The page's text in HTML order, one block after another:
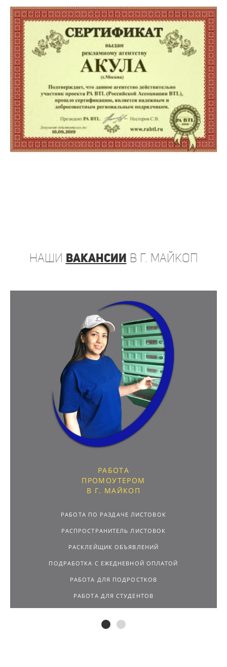
наши вакансии в г. Майкоп
РАБОТА
ПРОМОУТЕРОМ
В Г. МАЙКОП
РАБОТА ПО РАЗДАЧЕ ЛИСТОВОК
РАСПРОСТРАНИТЕЛЬ ЛИСТОВОК
РАСКЛЕЙЩИК ОБЪЯВЛЕНИЙ
ПОДРАБОТКА С ЕЖЕДНЕВНОЙ ОПЛАТОЙ
РАБОТА ДЛЯ ПОДРОСТКОВ
РАБОТА ДЛЯ СТУДЕНТОВ